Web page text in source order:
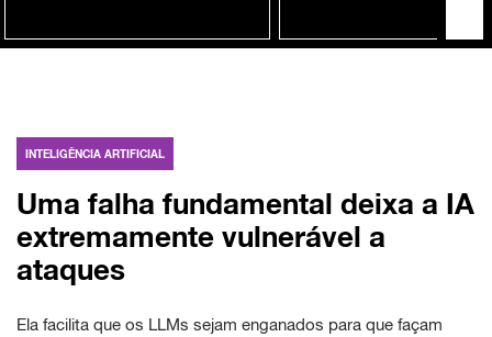
INTELIGÊNCIA ARTIFICIAL
Uma falha fundamental deixa a IA
extremamente vulnerável a
ataques
Ela facilita que os LLMs sejam enganados para que façam